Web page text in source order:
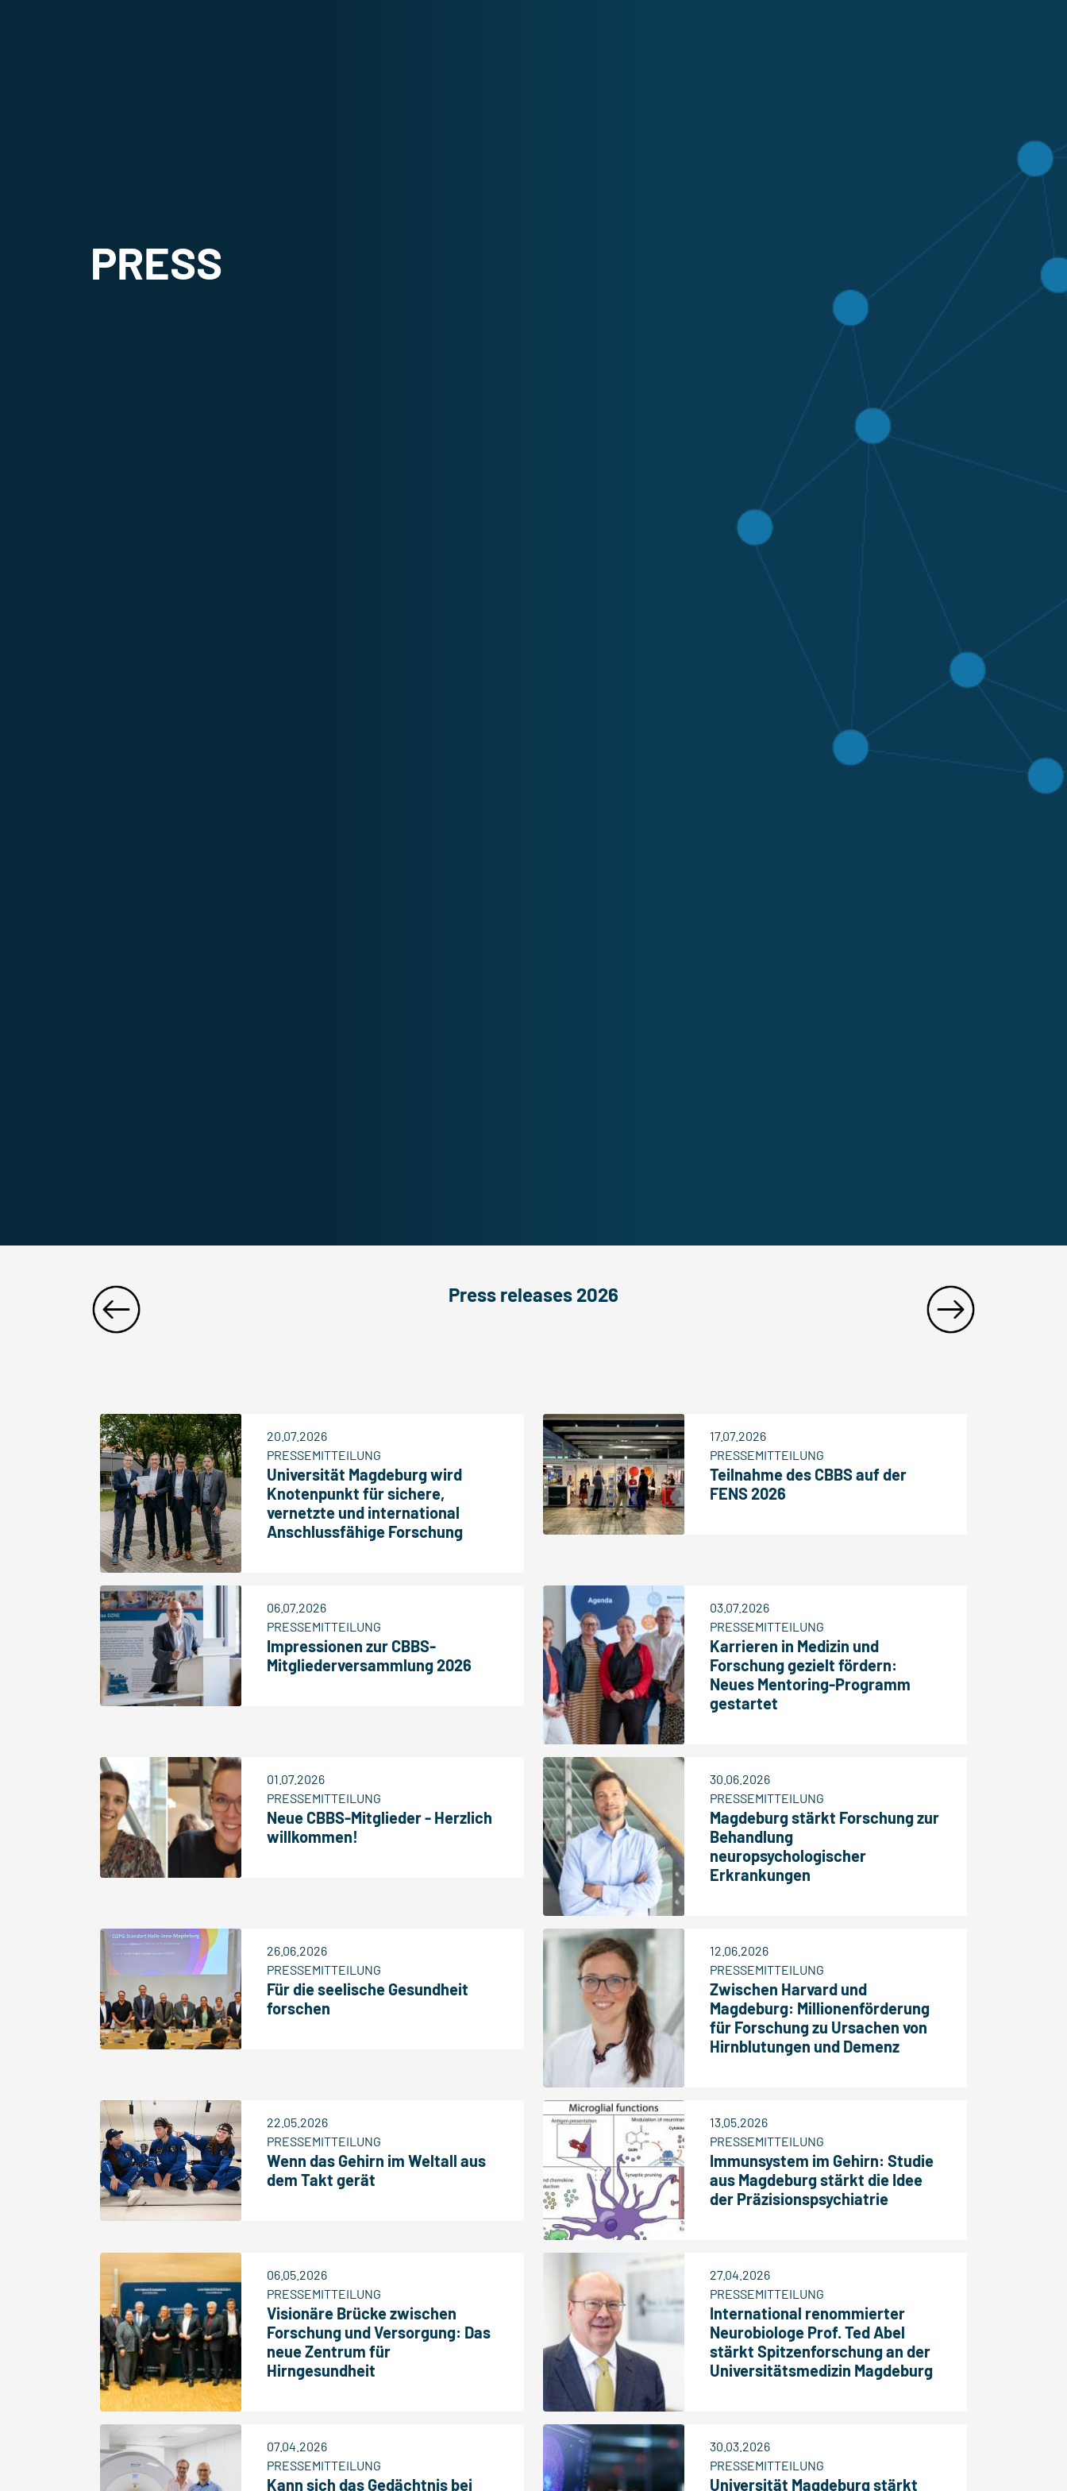
PRESS
Press releases 2026
20.07.2026
PRESSEMITTEILUNG
Universität Magdeburg wird
Knotenpunkt für sichere,
vernetzte und international
Anschlussfähige Forschung
17.07.2026
PRESSEMITTEILUNG
Teilnahme des CBBS auf der
FENS 2026
06.07.2026
PRESSEMITTEILUNG
Impressionen zur CBBS-
Mitgliederversammlung 2026
03.07.2026
PRESSEMITTEILUNG
Karrieren in Medizin und
Forschung gezielt fördern:
Neues Mentoring-Programm
gestartet
01.07.2026
PRESSEMITTEILUNG
Neue CBBS-Mitglieder - Herzlich
willkommen!
30.06.2026
PRESSEMITTEILUNG
Magdeburg stärkt Forschung zur
Behandlung
neuropsychologischer
Erkrankungen
26.06.2026
PRESSEMITTEILUNG
Für die seelische Gesundheit
forschen
12.06.2026
PRESSEMITTEILUNG
Zwischen Harvard und
Magdeburg: Millionenförderung
für Forschung zu Ursachen von
Hirnblutungen und Demenz
22.05.2026
PRESSEMITTEILUNG
Wenn das Gehirn im Weltall aus
dem Takt gerät
13.05.2026
PRESSEMITTEILUNG
Immunsystem im Gehirn: Studie
aus Magdeburg stärkt die Idee
der Präzisionspsychiatrie
06.05.2026
PRESSEMITTEILUNG
Visionäre Brücke zwischen
Forschung und Versorgung: Das
neue Zentrum für
Hirngesundheit
27.04.2026
PRESSEMITTEILUNG
International renommierter
Neurobiologe Prof. Ted Abel
stärkt Spitzenforschung an der
Universitätsmedizin Magdeburg
07.04.2026
PRESSEMITTEILUNG
Kann sich das Gedächtnis bei
30.03.2026
PRESSEMITTEILUNG
Universität Magdeburg stärkt